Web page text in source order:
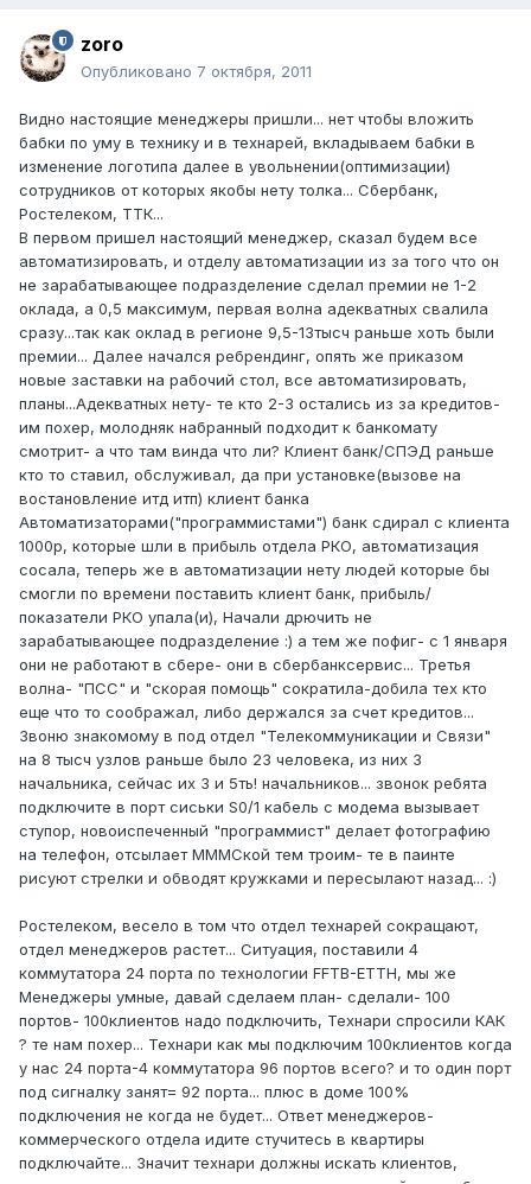
zoro
Опубликовано 7 октября, 2011
Видно настоящие менеджеры пришли... нет чтобы вложить
бабки по уму в технику и в технарей, вкладываем бабки в
изменение логотипа далее в увольнении(оптимизации)
сотрудников от которых якобы нету толка... Сбербанк,
Ростелеком, ТТК...
В первом пришел настоящий менеджер, сказал будем все
автоматизировать, и отделу автоматизации из за того что он
не зарабатывающее подразделение сделал премии не 1-2
оклада, а 0,5 максимум, первая волна адекватных свалила
сразу...так как оклад в регионе 9,5-13тысч раньше хоть были
премии... Далее начался ребрендинг, опять же приказом
новые заставки на рабочий стол, все автоматизировать,
планы...Адекватных нету- те кто 2-3 остались из за кредитов-
им похер, молодняк набранный подходит к банкомату
смотрит- а что там винда что ли? Клиент банк/СПЭД раньше
кто то ставил, обслуживал, да при установке(вызове на
востановление итд итп) клиент банка
Автоматизаторами("программистами") банк сдирал с клиента
1000р, которые шли в прибыль отдела РКО, автоматизация
сосала, теперь же в автоматизации нету людей которые бы
смогли по времени поставить клиент банк, прибыль/
показатели РКО упала(и), Начали дрючить не
зарабатывающее подразделение :) а тем же пофиг- с 1 января
они не работают в сбере- они в сбербанксервис... Третья
волна- "ПСС" и "скорая помощь" сократила-добила тех кто
еще что то соображал, либо держался за счет кредитов...
Звоню знакомому в под отдел "Телекоммуникации и Связи"
на 8 тысч узлов раньше было 23 человека, из них 3
начальника, сейчас их 3 и 5ть! начальников... звонок ребята
подключите в порт сиськи S0/1 кабель с модема вызывает
ступор, новоиспеченный "программист" делает фотографию
на телефон, отсылает МММСкой тем троим- те в паинте
рисуют стрелки и обводят кружками и пересылают назад... :)
Ростелеком, весело в том что отдел технарей сокращают,
отдел менеджеров растет... Ситуация, поставили 4
коммутатора 24 порта по технологии FFTB-ETTH, мы же
Менеджеры умные, давай сделаем план- сделали- 100
портов- 100клиентов надо подключить, Технари спросили КАК
? те нам похер... Технари как мы подключим 100клиентов когда
у нас 24 порта-4 коммутатора 96 портов всего? и то один порт
под сигналку занят= 92 порта... плюс в доме 100%
подключения не когда не будет... Ответ менеджеров-
коммерческого отдела идите стучитесь в квартиры
подключайте... Значит технари должны искать клиентов,